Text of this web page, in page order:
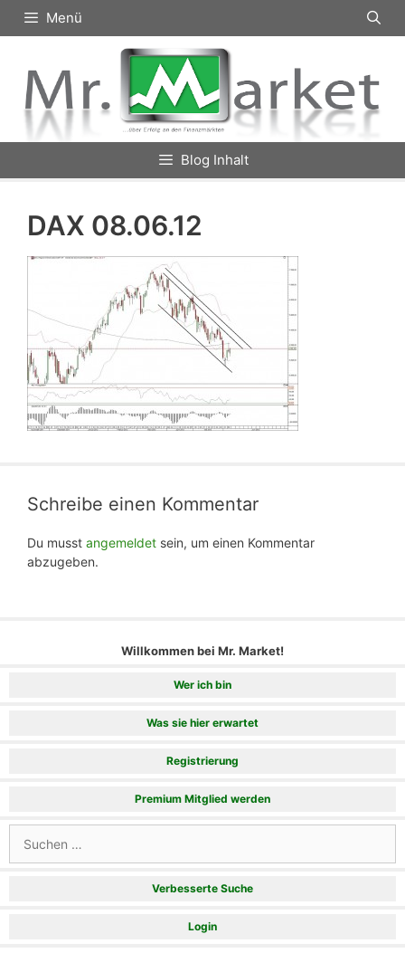
Inhalt
Menü
Blog Inhalt
DAX 08.06.12
Schreibe einen Kommentar
Du musst angemeldet sein, um einen Kommentar
abzugeben.
Willkommen bei Mr. Market!
Wer ich bin
Was sie hier erwartet
Registrierung
Premium Mitglied werden
nach:
Verbesserte Suche
Login